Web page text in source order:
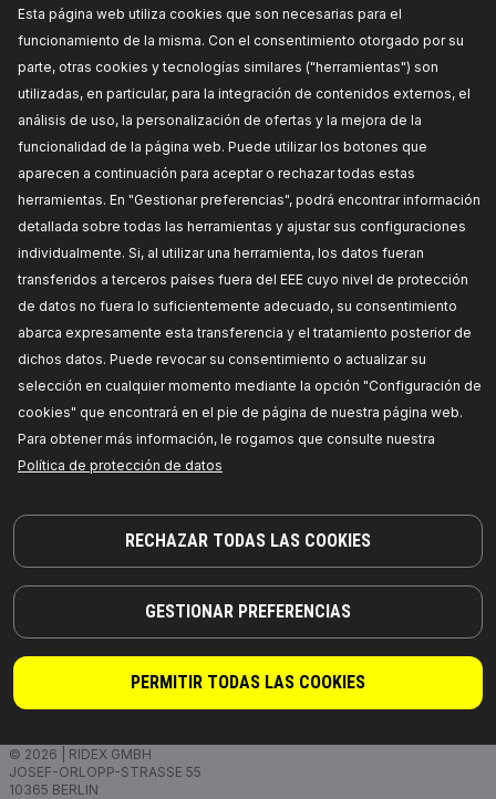
Esta página web utiliza cookies que son necesarias para el
funcionamiento de la misma. Con el consentimiento otorgado por su
parte, otras cookies y tecnologías similares ("herramientas") son
utilizadas, en particular, para la integración de contenidos externos, el
análisis de uso, la personalización de ofertas y la mejora de la
funcionalidad de la página web. Puede utilizar los botones que
aparecen a continuación para aceptar o rechazar todas estas
herramientas. En "Gestionar preferencias", podrá encontrar información
detallada sobre todas las herramientas y ajustar sus configuraciones
individualmente. Si, al utilizar una herramienta, los datos fueran
transferidos a terceros países fuera del EEE cuyo nivel de protección
de datos no fuera lo suficientemente adecuado, su consentimiento
abarca expresamente esta transferencia y el tratamiento posterior de
dichos datos. Puede revocar su consentimiento o actualizar su
selección en cualquier momento mediante la opción "Configuración de
cookies" que encontrará en el pie de página de nuestra página web.
Para obtener más información, le rogamos que consulte nuestra
Política de protección de datos
RECHAZAR TODAS LAS COOKIES
GESTIONAR PREFERENCIAS
PERMITIR TODAS LAS COOKIES
rosca:M 12x1,25,Presión [bar]:35, Número de
referencia del fabricante:
3860O0004,
Fabricante: RIDEX,Números de EAN:
4065739042949
PRECIO PARA DISTRIBUIDORES
3860O0005
RIDEX Presóstato aceite, dirección
asistida
Color de carcasa: negro,Ancho de llave:19,
Número de enchufes de contacto:
2,
rosca:M12X1,75,Número de referencia del
fabricante:3860O0005, Fabricante:
RIDEX,
Números de EAN:4065739043007
Disponibilidad en stock:
PRECIO PARA DISTRIBUIDORES
¡PIEZAS EN LAS QUE PUEDE CONFIAR!
© 2026 | RIDEX GMBH
JOSEF-ORLOPP-STRASSE 55
10365 BERLIN